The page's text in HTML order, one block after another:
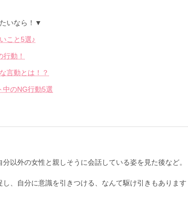
いなら！▼
こと5選♪
動！
言動とは！？
中のNG行動5選
以外の女性と親しそうに会話している姿を見た後など。
、自分に意識を引きつける、なんて駆け引きもあります